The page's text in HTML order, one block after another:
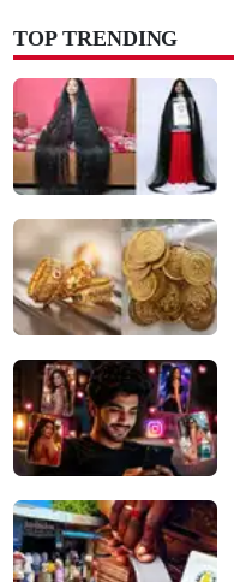
TOP TRENDING